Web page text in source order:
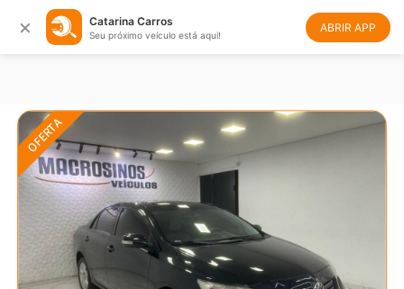
× Catarina Carros
Seu próximo veículo está aqui!
ABRIR APP
Ordenar
OFERTA